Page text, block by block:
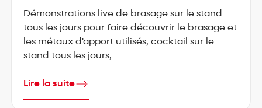
Démonstrations live de brasage sur le stand
tous les jours pour faire découvrir le brasage et
les métaux d'apport utilisés, cocktail sur le
stand tous les jours,
Lire la suite